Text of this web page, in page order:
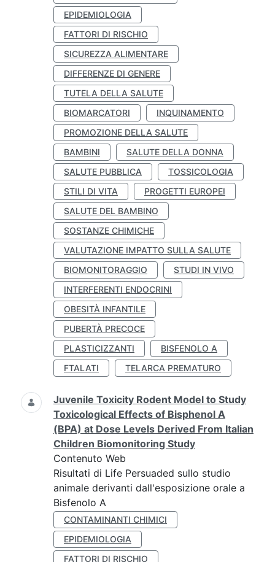
EPIDEMIOLOGIA
FATTORI DI RISCHIO
SICUREZZA ALIMENTARE
DIFFERENZE DI GENERE
TUTELA DELLA SALUTE
BIOMARCATORI
INQUINAMENTO
PROMOZIONE DELLA SALUTE
BAMBINI
SALUTE DELLA DONNA
SALUTE PUBBLICA
TOSSICOLOGIA
STILI DI VITA
PROGETTI EUROPEI
SALUTE DEL BAMBINO
SOSTANZE CHIMICHE
VALUTAZIONE IMPATTO SULLA SALUTE
BIOMONITORAGGIO
STUDI IN VIVO
INTERFERENTI ENDOCRINI
OBESITÀ INFANTILE
PUBERTÀ PRECOCE
PLASTICIZZANTI
BISFENOLO A
FTALATI
TELARCA PREMATURO
Juvenile Toxicity Rodent Model to Study
Toxicological Effects of Bisphenol A
(BPA) at Dose Levels Derived From Italian
Children Biomonitoring Study
Contenuto Web
Risultati di Life Persuaded sullo studio
animale derivanti dall'esposizione orale a
Bisfenolo A
CONTAMINANTI CHIMICI
EPIDEMIOLOGIA
FATTORI DI RISCHIO